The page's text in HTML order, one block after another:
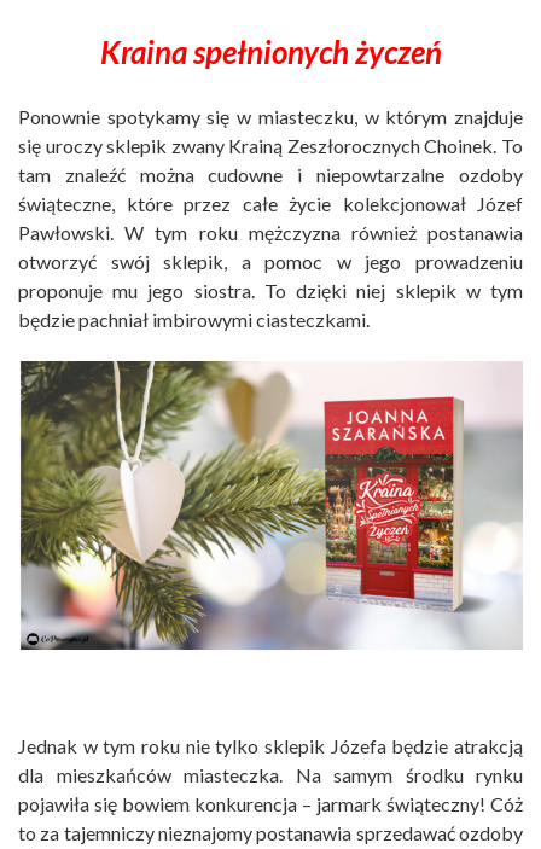
Kraina spełnionych życzeń
Ponownie spotykamy się w miasteczku, w którym znajduje
się uroczy sklepik zwany Krainą Zeszłorocznych Choinek. To
tam znaleźć można cudowne i niepowtarzalne ozdoby
świąteczne, które przez całe życie kolekcjonował Józef
Pawłowski. W tym roku mężczyzna również postanawia
otworzyć swój sklepik, a pomoc w jego prowadzeniu
proponuje mu jego siostra. To dzięki niej sklepik w tym
będzie pachniał imbirowymi ciasteczkami.
Jednak w tym roku nie tylko sklepik Józefa będzie atrakcją
dla mieszkańców miasteczka. Na samym środku rynku
pojawiła się bowiem konkurencja – jarmark świąteczny! Cóż
to za tajemniczy nieznajomy postanawia sprzedawać ozdoby